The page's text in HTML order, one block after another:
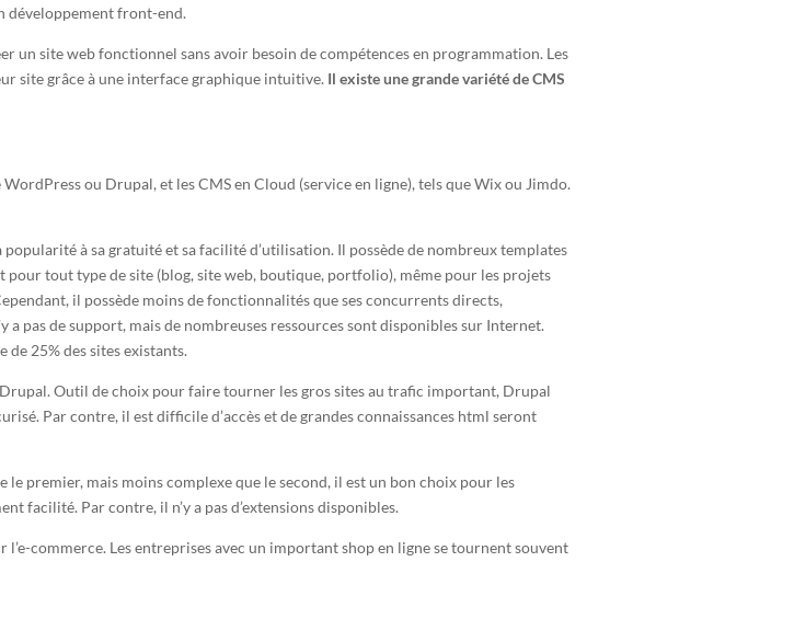
développement front-end.
un site web fonctionnel sans avoir besoin de compétences en programmation. Les
site grâce à une interface graphique intuitive. Il existe une grande variété de CMS
ou Drupal, et les CMS en Cloud (service en ligne), tels que Wix ou Jimdo.
à sa gratuité et sa facilité d’utilisation. Il possède de nombreux templates
tout type de site (blog, site web, boutique, portfolio), même pour les projets
il possède moins de fonctionnalités que ses concurrents directs,
pas de support, mais de nombreuses ressources sont disponibles sur Internet.
de 25% des sites existants.
Outil de choix pour faire tourner les gros sites au trafic important, Drupal
Par contre, il est difficile d’accès et de grandes connaissances html seront
premier, mais moins complexe que le second, il est un bon choix pour les
facilité. Par contre, il n’y a pas d’extensions disponibles.
l’e-commerce. Les entreprises avec un important shop en ligne se tournent souvent